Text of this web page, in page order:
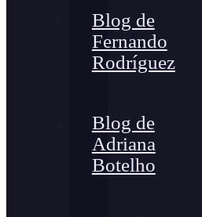
Blog de
Fernando
Rodríguez
Blog de
Adriana
Botelho